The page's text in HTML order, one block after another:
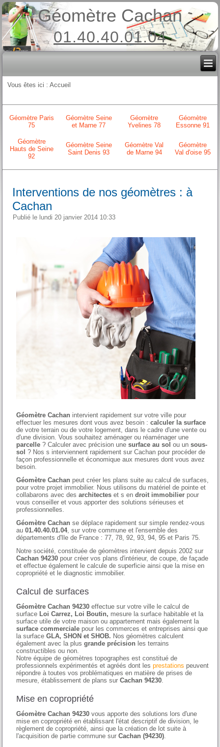
Géomètre Cachan
01.40.40.01.04
Vous êtes ici :Accueil
Géomètre Paris
75
Géomètre Seine
et Marne 77
Géomètre
Yvelines 78
Géomètre
Essonne 91
Géomètre
Hauts de Seine
92
Géomètre Seine
Saint Denis 93
Géomètre Val
de Marne 94
Géomètre
Val d'oise 95
Interventions de nos géomètres : à
Cachan
Publié le lundi 20 janvier 2014 10:33
Géomètre Cachan intervient rapidement sur votre ville pour
effectuer les mesures dont vous avez besoin :calculer la surface
de votre terrain ou de votre logement, dans le cadre d'une vente ou
d'une division. Vous souhaitez aménager ou réaménager une
parcelle ? Calculer avec précision unesurface au sol ou unsous-
sol ? Nos s interviennent rapidement sur Cachan pour procéder de
façon professionnelle et économique aux mesures dont vous avez
besoin.
Géomètre Cachan peut créer les plans suite au calcul de surfaces,
pour votre projet immobilier. Nous utilisons du matériel de pointe et
collabarons avec desarchitectes et s endroit immobilier pour
vous conseiller et vous apporter des solutions sérieuses et
professionnelles.
Géomètre Cachan se déplace rapidement sur simple rendez-vous
au01.40.40.01.04, sur votre commune et l'ensemble des
départements d'Ile de France : 77, 78, 92, 93, 94, 95 et Paris 75.
Notre société, constituée de géomètres intervient depuis 2002 sur
Cachan 94230 pour créer vos plans d'intérieur, de coupe, de façade
et effectue également le calcule de superficie ainsi que la mise en
copropriété et le diagnostic immobilier.
Calcul de surfaces
Géomètre Cachan 94230 effectue sur votre ville le calcul de
surface Loi Carrez, Loi Boutin, mesure la surface habitable et la
surface utile de votre maison ou appartement mais également la
surface commerciale pour les commerces et entreprises ainsi que
la surfaceGLA, SHON et SHOB. Nos géomètres calculent
également avec la plusgrande précision les terrains
constructibles ou non.
Notre équipe de géomètres topographes est constitué de
professionnels expérimentés et agréés dont lesprestations peuvent
répondre à toutes vos problématiques en matière de prises de
mesure, établissement de plans surCachan 94230.
Mise en copropriété
Géomètre Cachan 94230 vous apporte des solutions lors d'une
mise en copropriété en établissant l'état descriptif de division, le
règlement de copropriété, ainsi que la création de lot suite à
l'acquisition de partie commune surCachan (94230).